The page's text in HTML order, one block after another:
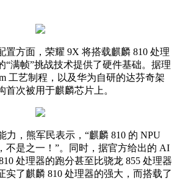
置方面，荣耀 9X 将搭载麒麟 810 处理
“满帧”挑战技术提供了硬件基础。据理
工艺制程，以及华为自研的达芬奇架
次被用于麒麟芯片上。
力，熊军民表示，“麒麟 810 的 NPU
不是之一！”。同时，据官方给出的 AI
处理器的跑分甚至比骁龙 855 处理器
实了麒麟 810 处理器的强大，而搭载了